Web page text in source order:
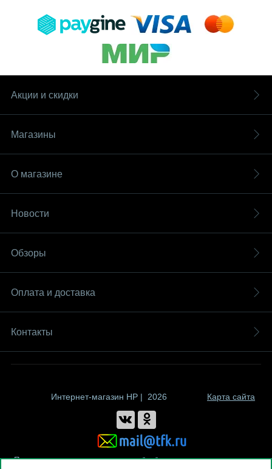
Акции и скидки
Магазины
О магазине
Новости
Обзоры
Оплата и доставка
Контакты
Интернет-магазин HP | 2026 Карта сайта
Политика компании в отношении обработки персональных данных